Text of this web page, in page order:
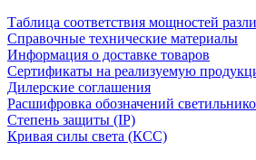
Таблица соответствия мощностей
Справочные технические материалы
Информация о доставке товаров
Сертификаты на реализуемую
Дилерские соглашения
Расшифровка обозначений
Степень защиты (IP)
Кривая силы света (КСС)